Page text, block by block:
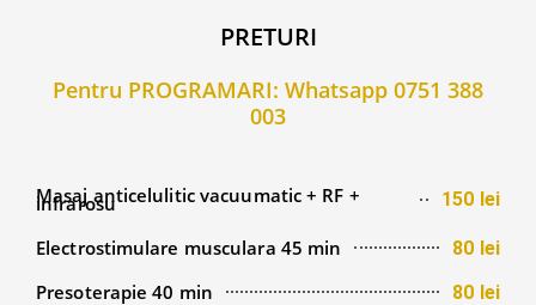
PRETURI
Pentru PROGRAMARI: Whatsapp 0751 388
003
Masaj anticelulitic vacuumatic + RF +
infrarosu 150 lei
Electrostimulare musculara 45 min 80 lei
Presoterapie 40 min 80 lei